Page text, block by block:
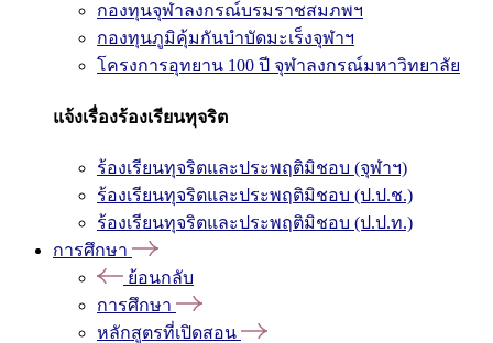
กองทุนจุฬาลงกรณ์บรมราชสมภพฯ
กองทุนภูมิคุ้มกันบำบัดมะเร็งจุฬาฯ
โครงการอุทยาน 100 ปี จุฬาลงกรณ์มหาวิทยาลัย
แจ้งเรื่องร้องเรียนทุจริต
ร้องเรียนทุจริตและประพฤติมิชอบ (จุฬาฯ)
ร้องเรียนทุจริตและประพฤติมิชอบ (ป.ป.ช.)
ร้องเรียนทุจริตและประพฤติมิชอบ (ป.ป.ท.)
การศึกษา
ย้อนกลับ
การศึกษา
หลักสูตรที่เปิดสอน